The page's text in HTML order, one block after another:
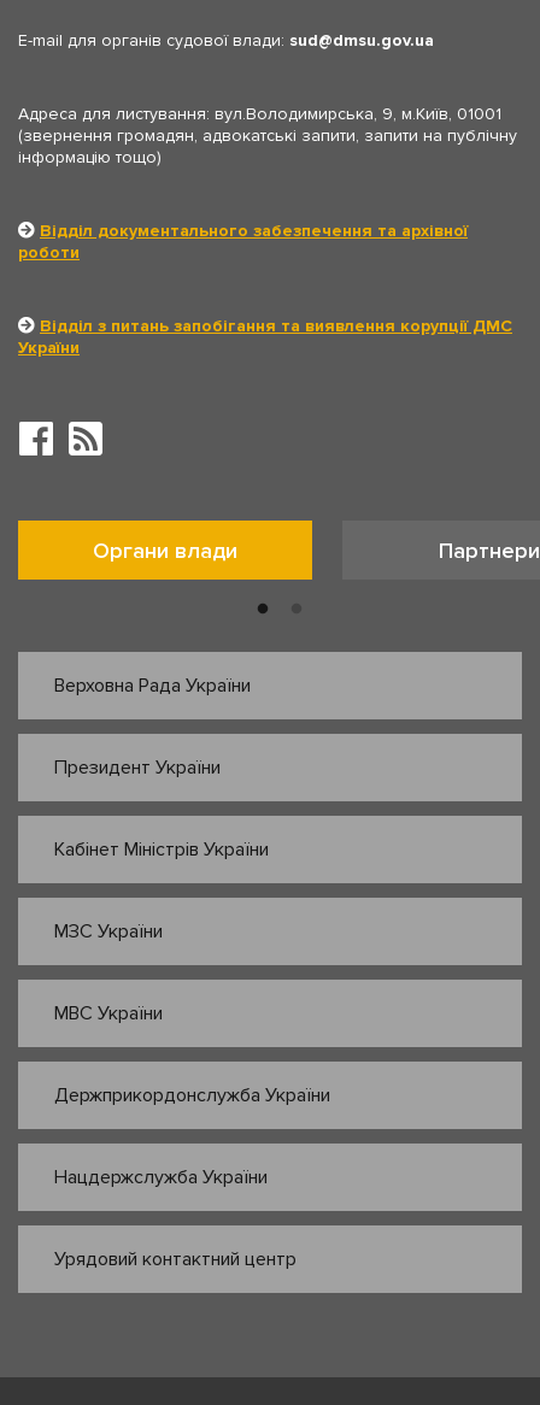
E-mail для органів судової влади: sud dmsu.gov.ua
Адреса для листування: вул.Володимирська, 9, м.Київ, 01001
(звернення громадян, адвокатські запити, запити на публічну
інформацію тощо)
Відділ документального забезпечення та архівної
роботи
Відділ з питань запобігання та виявлення корупції ДМС
України
Органи влади Партнери
Верховна Рада України
Президент України
Кабінет Міністрів України
МЗС України
МВС України
Держприкордонслужба України
Нацдержслужба України
Урядовий контактний центр